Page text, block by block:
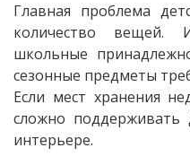
Главная проблема
количество вещей.
школьные
сезонные предметы
Если мест хранения
сложно
интерьере.